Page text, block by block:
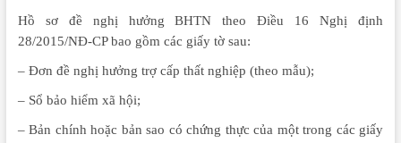
Hồ sơ đề nghị hưởng BHTN theo Điều 16 Nghị định
28/2015/NĐ-CP bao gồm các giấy tờ sau:
– Đơn đề nghị hưởng trợ cấp thất nghiệp (theo mẫu);
– Sổ bảo hiểm xã hội;
– Bản chính hoặc bản sao có chứng thực của một trong các giấy